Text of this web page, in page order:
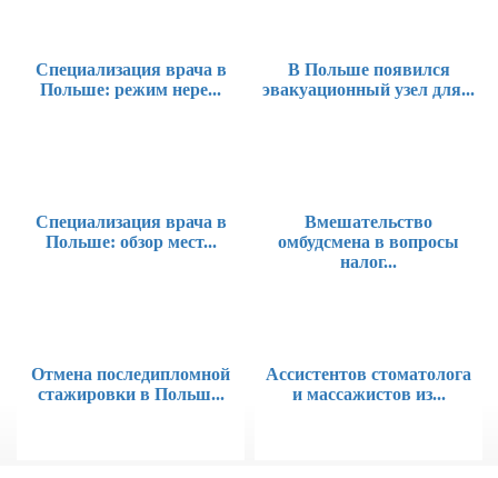
Специализация врача в
Польше: режим нере...
В Польше появился
эвакуационный узел для...
Специализация врача в
Польше: обзор мест...
Вмешательство
омбудсмена в вопросы
налог...
Отмена последипломной
стажировки в Польш...
Ассистентов стоматолога
и массажистов из...